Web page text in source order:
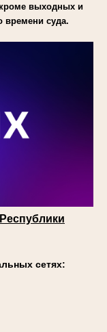
выходных и
времени суда.
сетях: